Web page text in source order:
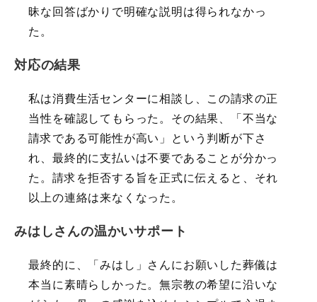
昧な回答ばかりで明確な説明は得られなかっ
た。
対応の結果
私は消費生活センターに相談し、この請求の正
当性を確認してもらった。その結果、「不当な
請求である可能性が高い」という判断が下さ
れ、最終的に支払いは不要であることが分かっ
た。請求を拒否する旨を正式に伝えると、それ
以上の連絡は来なくなった。
みはしさんの温かいサポート
最終的に、「みはし」さんにお願いした葬儀は
本当に素晴らしかった。無宗教の希望に沿いな